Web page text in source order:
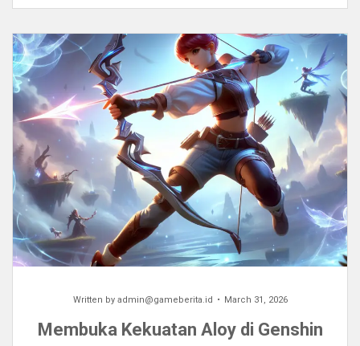
Written by admin@gameberita.id March 31, 2026
Membuka Kekuatan Aloy di Genshin